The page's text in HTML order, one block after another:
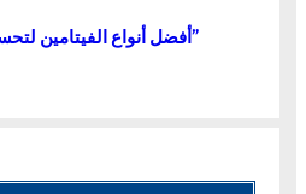
“أفضل أنواع الفيتامين لتحسين صحة الشعر والبشرة”